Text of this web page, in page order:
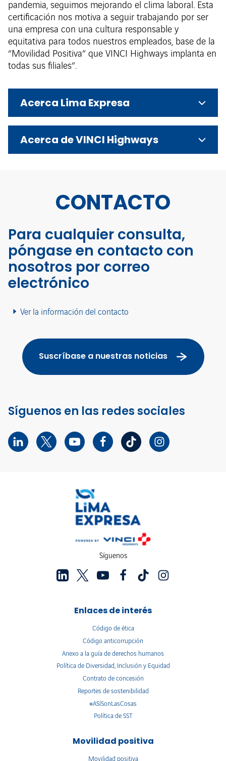
pandemia, seguimos mejorando el clima laboral. Esta
certificación nos motiva a seguir trabajando por ser
una empresa con una cultura responsable y
equitativa para todos nuestros empleados, base de la
“Movilidad Positiva” que VINCI Highways implanta en
todas sus filiales”.
Acerca Lima Expresa
Acerca de VINCI Highways
CONTACTO
Para cualquier consulta,
póngase en contacto con
nosotros por correo
electrónico
Ver la información del contacto
Suscríbase a nuestras noticias
Síguenos en las redes sociales
Síguenos
Enlaces de interés
Código de ética
Código anticorrupción
Anexo a la guía de derechos humanos
Política de Diversidad, Inclusión y Equidad
Contrato de concesión
Reportes de sostenibilidad
#ASíSonLasCosas
Política de SST
Movilidad positiva
Movilidad positiva